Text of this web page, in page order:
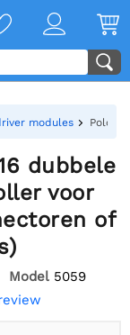
modules Pololu
dubbele
voor
of
Model 5059